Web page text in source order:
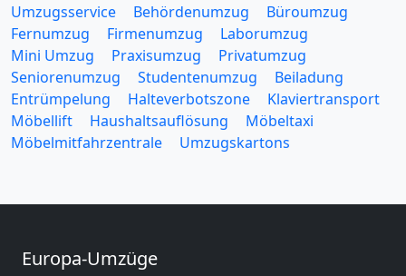
Umzugsservice Behördenumzug
Büroumzug
Fernumzug
Firmenumzug
Laborumzug
Mini Umzug
Praxisumzug
Privatumzug
Seniorenumzug
Studentenumzug
Beiladung
Entrümpelung
Halteverbotszone
Klaviertransport
Möbellift
Haushaltsauflösung
Möbeltaxi
Möbelmitfahrzentrale
Umzugskartons
Europa-Umzüge